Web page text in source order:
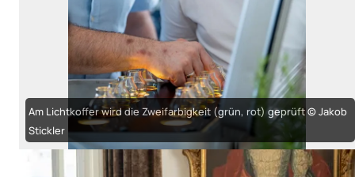
Am Lichtkoffer wird die Zweifarbigkeit (grün, rot) geprüft © Jakob
Stickler